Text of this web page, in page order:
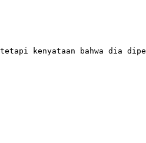
kenyataan bahwa dia